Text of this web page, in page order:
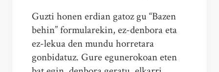
Guzti honen erdian gatoz gu “Bazen
behin” formularekin, ez-denbora eta
ez-lekua den mundu horretara
gonbidatuz. Gure egunerokoan eten